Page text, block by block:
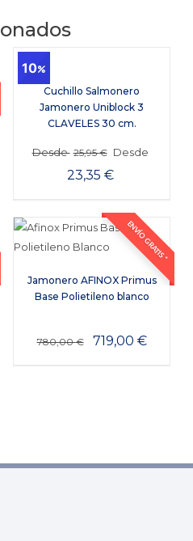
10
Cuchillo Salmonero
Jamonero Uniblock 3
CLAVELES 30 cm.
Desde 25,95€ Desde
23,35 €
ENVÍO GRATIS *
Jamonero AFINOX Primus
Base Polietileno blanco
780,00€ 719,00 €